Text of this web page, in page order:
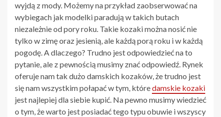
wyjdą z mody. Możemy na przykład zaobserwować na
wybiegach jak modelki paradują w takich butach
niezależnie od pory roku. Takie kozaki można nosić nie
tylko w zimę oraz jesienią, ale każdą porą roku i w każdą
pogodę. A dlaczego? Trudno jest odpowiedzieć na to
pytanie, ale z pewnością musimy znać odpowiedź. Rynek
oferuje nam tak dużo damskich kozaków, że trudno jest
się nam wszystkim połapać w tym, któredamskie kozaki
jest najlepiej dla siebie kupić. Na pewno musimy wiedzieć
o tym, że warto jest posiadać tego typu obuwie i wszyscy